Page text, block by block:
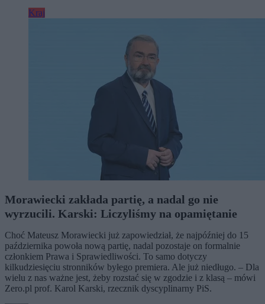
Kraj
Morawiecki zakłada partię, a nadal go nie
wyrzucili. Karski: Liczyliśmy na opamiętanie
Choć Mateusz Morawiecki już zapowiedział, że najpóźniej do 15
października powoła nową partię, nadal pozostaje on formalnie
członkiem Prawa i Sprawiedliwości. To samo dotyczy
kilkudziesięciu stronników byłego premiera. Ale już niedługo. – Dla
wielu z nas ważne jest, żeby rozstać się w zgodzie i z klasą – mówi
Zero.pl prof. Karol Karski, rzecznik dyscyplinarny PiS.